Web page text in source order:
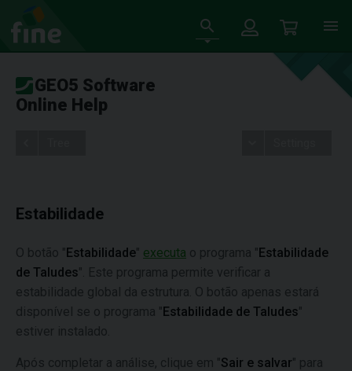
GEO5 Software
Online Help
Estabilidade
O botão "Estabilidade" executa o programa "Estabilidade
de Taludes". Este programa permite verificar a
estabilidade global da estrutura. O botão apenas estará
disponível se o programa "Estabilidade de Taludes"
estiver instalado.
Após completar a análise, clique em "Sair e salvar" para